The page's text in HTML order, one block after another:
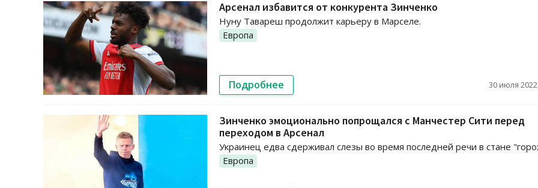
Арсенал избавится от конкурента Зинченко
Нуну Тавареш продолжит карьеру в Марселе.
Европа
Подробнее 30 июля
Зинченко эмоционально попрощался с Манчестер Сити перед
переходом в Арсенал
Украинец едва сдерживал слезы во время последней речи в стане
Европа